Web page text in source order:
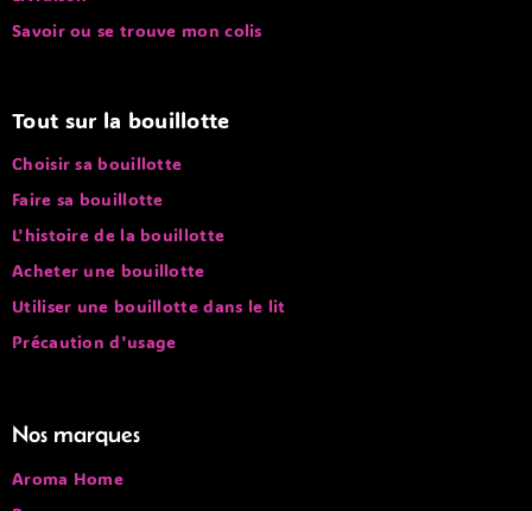
Savoir ou se trouve mon colis
Tout sur la bouillotte
Choisir sa bouillotte
Faire sa bouillotte
L'histoire de la bouillotte
Acheter une bouillotte
Utiliser une bouillotte dans le lit
Précaution d'usage
Nos marques
Aroma Home